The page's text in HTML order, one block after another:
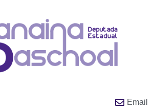
Email